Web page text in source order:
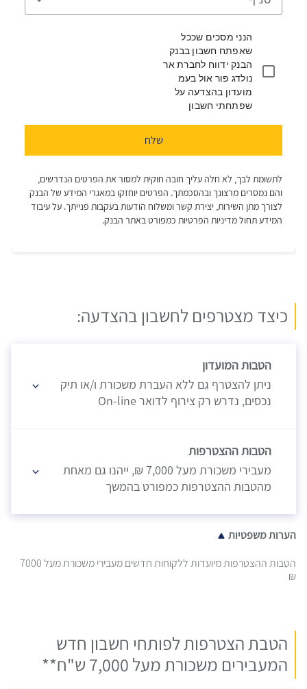
כיצד מצטרפים לחשבון בהצדעה:
הטבות המועדון
ניתן להצטרף גם ללא העברת משכורת ו/או תיק
נכסים, נדרש רק צירוף לדואר On-line
הטבות ההצטרפות
מעבירי משכורת מעל 7,000 ₪, ייהנו גם מאחת
מהטבות ההצטרפות כמפורט בהמשך
הערות משפטיות
הטבות ההצטרפות מיועדות ללקוחות חדשים מעבירי משכורת מעל 7000
₪
הטבת הצטרפות לפותחי חשבון חדש
המעבירים משכורת מעל 7,000 ש"ח**